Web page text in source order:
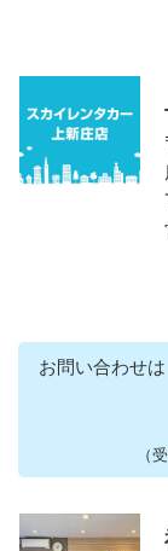
お問い合わせ
（